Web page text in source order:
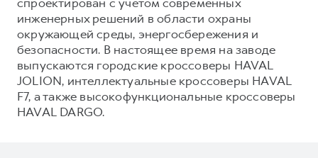
инженерных решений в области охраны
окружающей среды, энергосбережения и
безопасности. В настоящее время на заводе
выпускаются городские кроссоверы HAVAL
JOLION, интеллектуальные кроссоверы HAVAL
F7, а также высокофункциональные кроссоверы
HAVAL DARGO.